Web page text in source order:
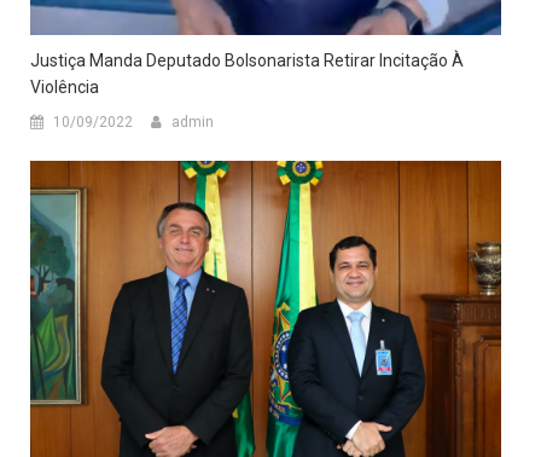
Justiça Manda Deputado Bolsonarista Retirar Incitação À
Violência
10/09/2022 admin